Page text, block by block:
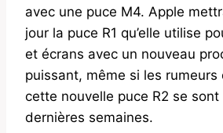
avec une puce M4. Apple
jour la puce R1 qu’elle utilise
et écrans avec un nouveau
puissant, même si les rumeurs
cette nouvelle puce R2 se
dernières semaines.